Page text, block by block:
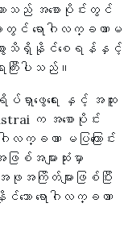
သည် အစောပိုင်းတွင်
းတွင် ရောဂါလက္ခဏာမ
စွာသိရှိနိုင်စေရန်နှင့်
ြီးပါသည်။
ရှာဖွေရေး နှင့် အထူး
က အစောပိုင်း
က္ခဏာ မပြကြောင်း
ြစ်အများဆုံးမှာ
ြိတ်များဖြစ်ပြီး
သော ရောဂါလက္ခဏာ